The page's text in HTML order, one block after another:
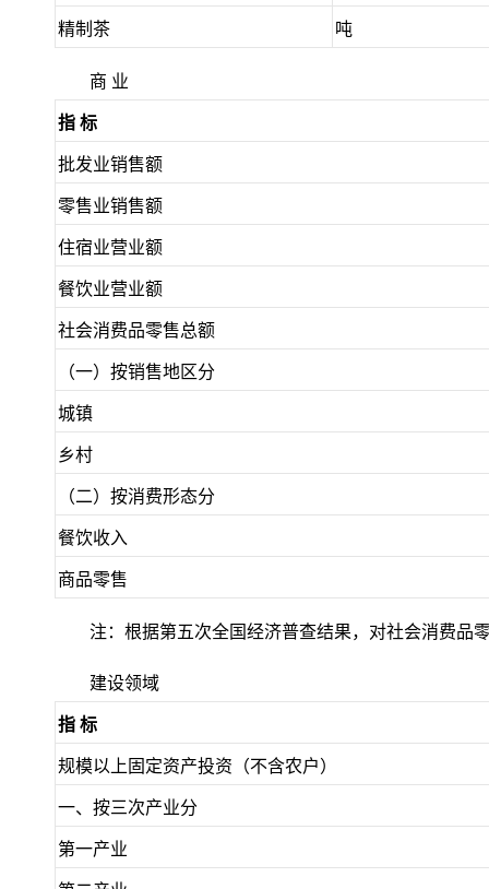
精制茶 吨
商 业
指 标
批发业销售额
零售业销售额
住宿业营业额
餐饮业营业额
社会消费品零售总额
（一）按销售地区分
城镇
乡村
（二）按消费形态分
餐饮收入
商品零售
注：根据第五次全国经济普查结果，对社会消费品
建设领域
指 标
规模以上固定资产投资（不含农户）
一、按三次产业分
第一产业